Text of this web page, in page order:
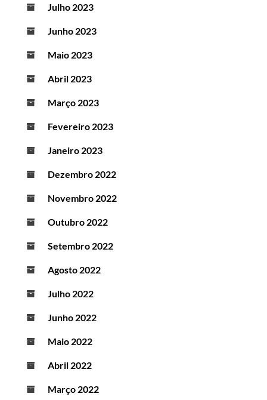
Julho 2023
Junho 2023
Maio 2023
Abril 2023
Março 2023
Fevereiro 2023
Janeiro 2023
Dezembro 2022
Novembro 2022
Outubro 2022
Setembro 2022
Agosto 2022
Julho 2022
Junho 2022
Maio 2022
Abril 2022
Março 2022